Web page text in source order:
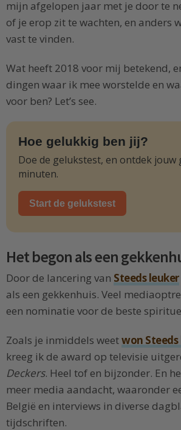
mijn afgelopen jaar met je door te
of je erop zit te wachten, en anders
vast te vinden.
Wat heeft 2018 voor mij betekend,
dingen waar ik mee worstelde en
voor ben? Let’s see.
Hoe gelukkig ben jij?
Doe de gelukstest, en ontdek jouw
minuten.
Start de gelukstest
Het begon als een
Door de lancering van Steeds leuker
als een gekkenhuis. Veel
een nominatie voor de beste
Zoals je inmiddels weetwon
kreeg ik de award op televisie
Deckers. Heel tof en bijzonder. En
meer media aandacht, waaronder
België en interviews in diverse
tijdschriften.